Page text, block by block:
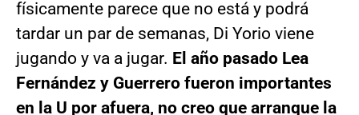
físicamente parece que no está y podrá
tardar un par de semanas, Di Yorio viene
jugando y va a jugar. El año pasado Lea
Fernández y Guerrero fueron importantes
en la U por afuera, no creo que arranque la